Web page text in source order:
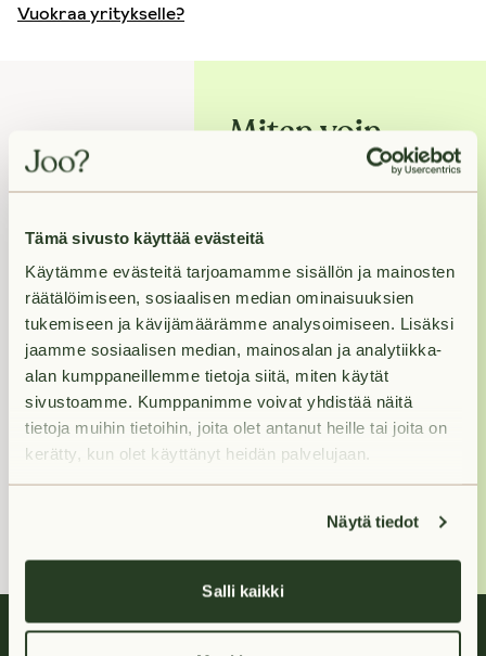
Tämä sivusto käyttää evästeitä
Käytämme evästeitä tarjoamamme sisällön ja mainosten
räätälöimiseen, sosiaalisen median ominaisuuksien
tukemiseen ja kävijämäärämme analysoimiseen. Lisäksi
jaamme sosiaalisen median, mainosalan ja analytiikka-
alan kumppaneillemme tietoja siitä, miten käytät
sivustoamme. Kumppanimme voivat yhdistää näitä
tietoja muihin tietoihin, joita olet antanut heille tai joita on
kerätty, kun olet käyttänyt heidän palvelujaan.
Näytä tiedot
Salli kaikki
Vuokraa yritykselle?
Miten voin
asunnon, varaa se
ensin, niin otamme
sinuun yhteyttä
näytöstä.
Ellen
+358400 213